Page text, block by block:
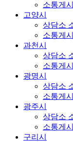
소통게
고양시
상담소
소통게
과천시
상담소
소통게
광명시
상담소
소통게
광주시
상담소
소통게
구리시